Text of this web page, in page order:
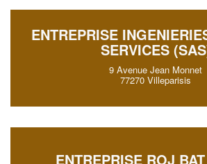
ENTREPRISE
SERVICES
9 Avenue Jean Monnet
77270 Villeparisis
ENTREPRISE ROJ